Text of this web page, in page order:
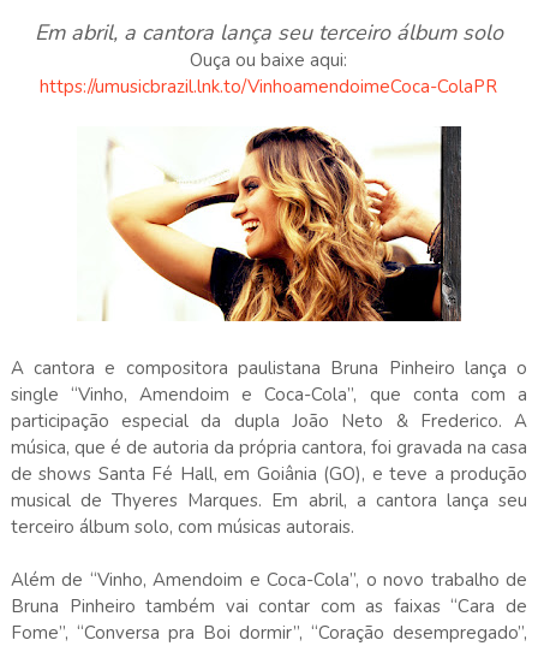
Em abril, a cantora lança seu terceiro álbum solo
Ouça ou baixe aqui:
https://umusicbrazil.lnk.to/VinhoamendoimeCoca-ColaPR
A cantora e compositora paulistana Bruna Pinheiro lança o
single “Vinho, Amendoim e Coca-Cola”, que conta com a
participação especial da dupla João Neto & Frederico. A
música, que é de autoria da própria cantora, foi gravada na casa
de shows Santa Fé Hall, em Goiânia (GO), e teve a produção
musical de Thyeres Marques. Em abril, a cantora lança seu
terceiro álbum solo, com músicas autorais.
Além de “Vinho, Amendoim e Coca-Cola”, o novo trabalho de
Bruna Pinheiro também vai contar com as faixas “Cara de
Fome”, “Conversa pra Boi dormir”, “Coração desempregado”,